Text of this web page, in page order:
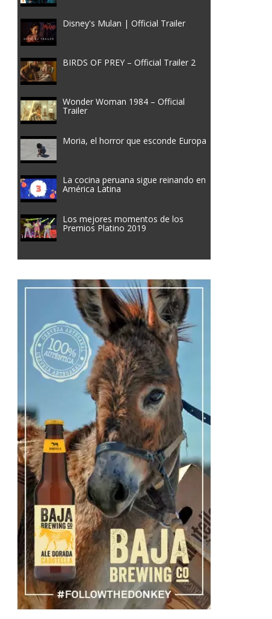
Disney's Mulan | Official Trailer
BIRDS OF PREY – Official Trailer 2
Wonder Woman 1984 – Official
Trailer
Moria, el horror que esconde Europa
La cocina peruana sigue reinando en
América Latina
Los mejores momentos de los
Premios Platino 2019